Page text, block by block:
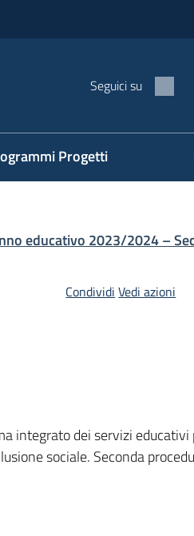
Seguici su
Progetti
educativo 2023/2024 –
Condividi Vedi azioni
integrato dei servizi
sociale. Seconda